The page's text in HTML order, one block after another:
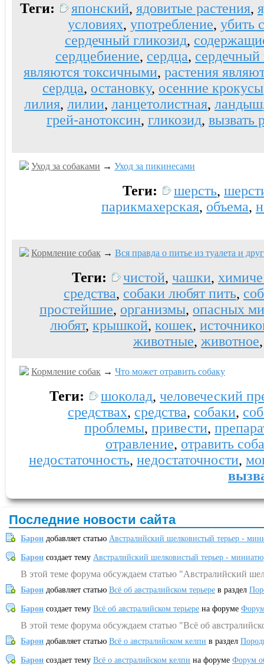
Теги: японский, ядовитые растения,
условиях, употребление, убить
сердечный гликозид,
сердцебиение, сердца, сердечный
являются токсичными, растения
сердца, остановку, осенние крокусы
лилия, лилии, ланцетолистная, ландыш
грей-анотоксин, гликозид, вызвать
Уход за собаками → Уход за пикинесами
Теги: шерсть,
парикмахерская, объема,
Кормление собак → Вся правда о питье из туалета и
Теги: чистой, чашки,
средства, собаки любят пить,
простейшие, организмы, опасных
любят, крышкой, кошек,
животные, животное
Кормление собак → Что может отравить собаку
Теги: шоколад, человеческий
средствах, средства, собаки,
проблемы, привести,
отравление, отравить
недостаточность, недостаточности,
Последние новости сайта
Барон добавляет статью Австралийский шелковистый терьер -
Барон создает тему Австралийский шелковистый терьер -
В этой теме форума обсуждаем статью "Австралийский
Барон добавляет статью Всё об австралийском терьере в раздел
Барон создает тему Всё об австралийском терьере на форуме
В этой теме форума обсуждаем статью "Всё об
Барон добавляет статью Всё о австралийском келпи в раздел
Барон создает тему Всё о австралийском келпи на форуме Форум